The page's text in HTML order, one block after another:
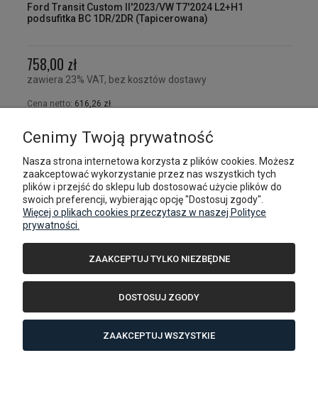
Ford Transit Custom II'2023/VW T7'2024 L2+H1
podsufitka BC 1DR/2DR (Tapicerowana)
758,00 zł
zawiera 23% VAT, bez kosztów dostawy
Cena netto: 616,26 zł
DO KOSZYKA
Cenimy Twoją prywatność
Nasza strona internetowa korzysta z plików cookies. Możesz
zaakceptować wykorzystanie przez nas wszystkich tych
plików i przejść do sklepu lub dostosować użycie plików do
swoich preferencji, wybierając opcję "Dostosuj zgody".
Więcej o plikach cookies przeczytasz w naszej Polityce
prywatności.
ZAAKCEPTUJ TYLKO NIEZBĘDNE
DOSTOSUJ ZGODY
ZAAKCEPTUJ WSZYSTKIE